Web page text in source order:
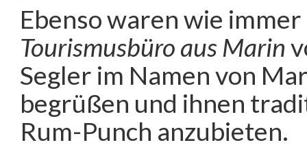
Ebenso waren wie
Tourismusbüro aus Marin
Segler im Namen von
begrüßen und ihnen
Rum-Punch anzubieten.